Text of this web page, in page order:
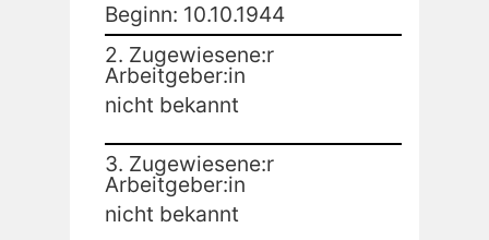
Beginn: 10.10.1944
2. Zugewiesene:r
Arbeitgeber:in
nicht bekannt
3. Zugewiesene:r
Arbeitgeber:in
nicht bekannt